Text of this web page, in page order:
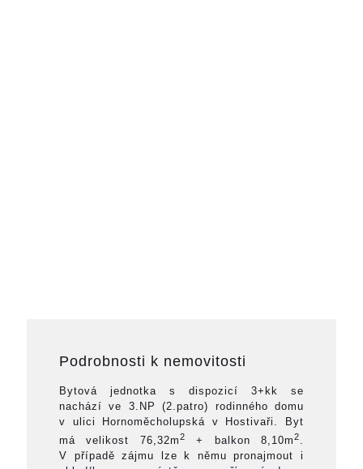
Podrobnosti k nemovitosti
Bytová jednotka s dispozicí 3+kk se
nachází ve 3.NP (2.patro) rodinného domu
v ulici Hornoměcholupská v Hostivaři. Byt
má velikost 76,32m2 + balkon 8,10m2.
V případě zájmu lze k němu pronajmout i